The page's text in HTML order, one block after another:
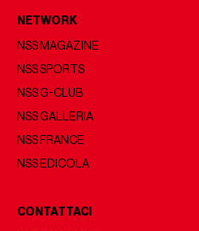
NETWORK
NSS MAGAZINE
NSS SPORTS
NSS G-CLUB
NSS GALLERIA
NSS FRANCE
NSS EDICOLA
CONTATTACI